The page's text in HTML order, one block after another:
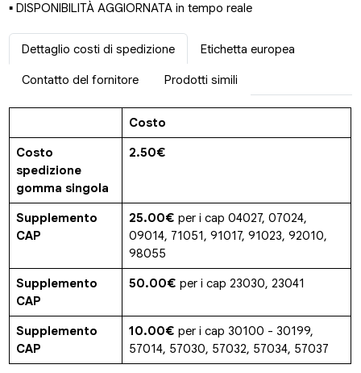
▪ DISPONIBILITÀ AGGIORNATA in tempo reale
Dettaglio costi di spedizione Etichetta europea
Contatto del fornitore Prodotti simili
Costo
Costo
spedizione
gomma singola
2.50€
Supplemento
CAP
25.00€ per i cap 04027, 07024,
09014, 71051, 91017, 91023, 92010,
98055
Supplemento
CAP
50.00€ per i cap 23030, 23041
Supplemento
CAP
10.00€ per i cap 30100 - 30199,
57014, 57030, 57032, 57034, 57037